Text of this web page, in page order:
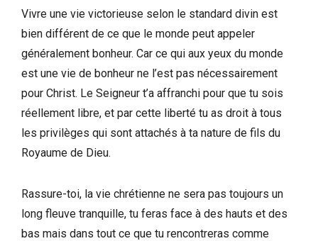
Vivre une vie victorieuse selon le standard divin est
bien différent de ce que le monde peut appeler
généralement bonheur. Car ce qui aux yeux du monde
est une vie de bonheur ne l’est pas nécessairement
pour Christ. Le Seigneur t’a affranchi pour que tu sois
réellement libre, et par cette liberté tu as droit à tous
les privilèges qui sont attachés à ta nature de fils du
Royaume de Dieu.
Rassure-toi, la vie chrétienne ne sera pas toujours un
long fleuve tranquille, tu feras face à des hauts et des
bas mais dans tout ce que tu rencontreras comme